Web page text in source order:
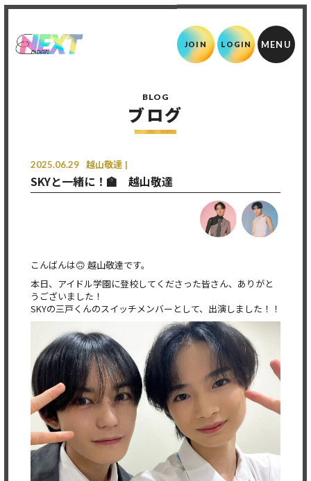
JOIN LOGIN
BLOG
ブログ
2025.06.29 越山敬達
SKYと一緒に！🏫 越山敬達
こんばんは🙃 越山敬達です。
本日、アイドル学園に登校してくださった皆さん、ありがと
うございました！
SKYの三戸くんのスイッチメンバーとして、出演しました！！